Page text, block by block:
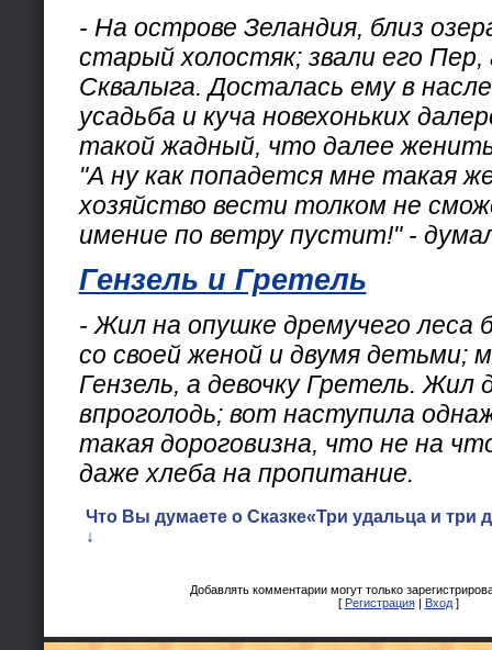
- На острове Зеландия, близ
старый холостяк; звали его
Сквалыга. Досталась ему в
усадьба и куча новехоньких
такой жадный, что далее
"А ну как попадется мне такая
хозяйство вести толком не
имение по ветру пустит!" -
Гензель и Гретель
- Жил на опушке дремучего леса
со своей женой и двумя детьми;
Гензель, а девочку Гретель. Жил
впроголодь; вот наступила
такая дороговизна, что не на
даже хлеба на пропитание.
Что Вы думаете о Сказке«Три удальца и три
↓
Добавлять комментарии могут только
[ Регистрация| Вход]